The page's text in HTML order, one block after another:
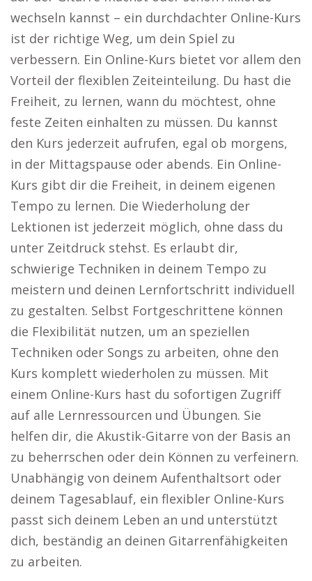
wechseln kannst – ein durchdachter Online-Kurs
ist der richtige Weg, um dein Spiel zu
verbessern. Ein Online-Kurs bietet vor allem den
Vorteil der flexiblen Zeiteinteilung. Du hast die
Freiheit, zu lernen, wann du möchtest, ohne
feste Zeiten einhalten zu müssen. Du kannst
den Kurs jederzeit aufrufen, egal ob morgens,
in der Mittagspause oder abends. Ein Online-
Kurs gibt dir die Freiheit, in deinem eigenen
Tempo zu lernen. Die Wiederholung der
Lektionen ist jederzeit möglich, ohne dass du
unter Zeitdruck stehst. Es erlaubt dir,
schwierige Techniken in deinem Tempo zu
meistern und deinen Lernfortschritt individuell
zu gestalten. Selbst Fortgeschrittene können
die Flexibilität nutzen, um an speziellen
Techniken oder Songs zu arbeiten, ohne den
Kurs komplett wiederholen zu müssen. Mit
einem Online-Kurs hast du sofortigen Zugriff
auf alle Lernressourcen und Übungen. Sie
helfen dir, die Akustik-Gitarre von der Basis an
zu beherrschen oder dein Können zu verfeinern.
Unabhängig von deinem Aufenthaltsort oder
deinem Tagesablauf, ein flexibler Online-Kurs
passt sich deinem Leben an und unterstützt
dich, beständig an deinen Gitarrenfähigkeiten
zu arbeiten.